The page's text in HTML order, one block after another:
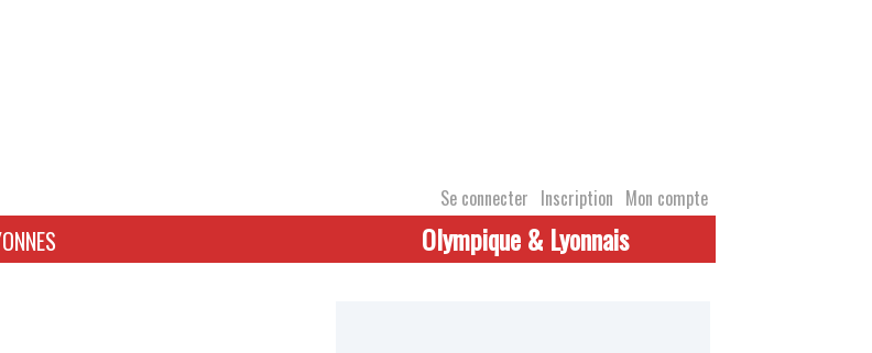
Se connecter Inscription Mon compte
Olympique & Lyonnais